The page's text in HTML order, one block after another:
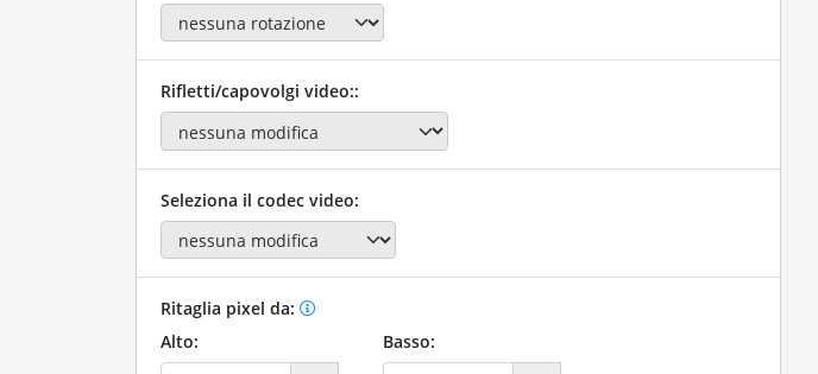
Rifletti/capovolgi video::
Seleziona il codec video:
Ritaglia pixel da:
Alto:
Basso: